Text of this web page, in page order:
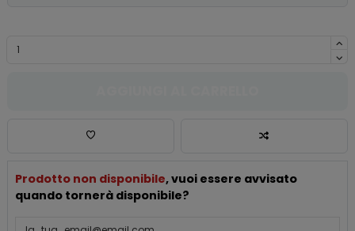
Prodotto non disponibile, vuoi essere avvisato
quando tornerà disponibile?